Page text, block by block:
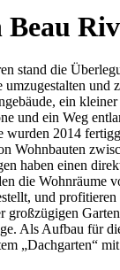
stand die
und
ein
und ein Weg
wurden 2014
Wohnbauten
haben einen
die Wohnräume
und
großzügigen
Als Aufbau für
„Dachgarten“